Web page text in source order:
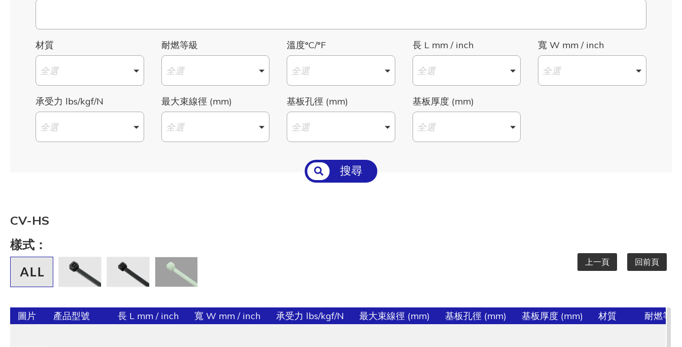
材質
全選
耐燃等級
全選
溫度°C/°F
全選
長 L mm / inch
全選
寬 W mm / inch
全選
承受力 lbs/kgf/N
全選
最大束線徑 (mm)
全選
基板孔徑 (mm)
全選
基板厚度 (mm)
全選
搜尋
CV-HS
樣式：
上一頁 回前頁
圖片 產品型號 長 L mm / inch 寬 W mm / inch 承受力 lbs/kgf/N 最大束線徑 (mm) 基板孔徑 (mm) 基板厚度 (mm) 材質 耐燃等級